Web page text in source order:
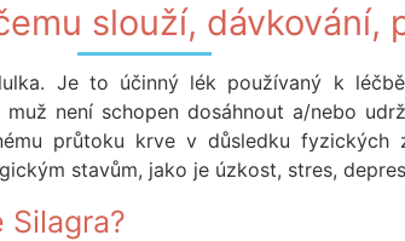
slouží, dávkování,
Je to účinný lék používaný k
není schopen dosáhnout a/nebo
průtoku krve v důsledku fyzických
stavům, jako je úzkost, stres,